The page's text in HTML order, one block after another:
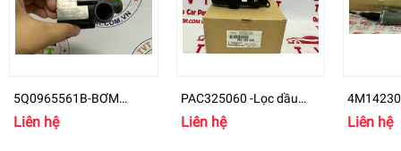
5Q0965561B-BƠM
NƯỚC PHỤ Audi, VW
Auxiliary Water Pump
Liên hệ
PAC325060 -Lọc dầu
hộp số Porsche Macan
Liên hệ Liên hệ